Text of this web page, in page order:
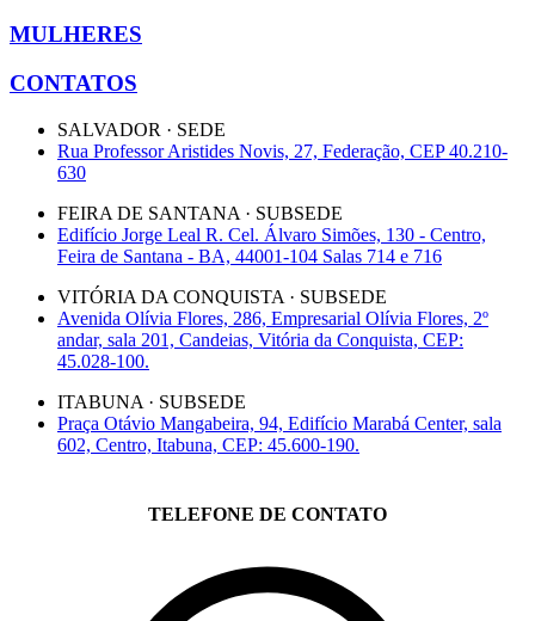
MULHERES
CONTATOS
SALVADOR · SEDE
Rua Professor Aristides Novis, 27, Federação, CEP 40.210-
630
FEIRA DE SANTANA · SUBSEDE
Edifício Jorge Leal R. Cel. Álvaro Simões, 130 - Centro,
Feira de Santana - BA, 44001-104 Salas 714 e 716
VITÓRIA DA CONQUISTA · SUBSEDE
Avenida Olívia Flores, 286, Empresarial Olívia Flores, 2º
andar, sala 201, Candeias, Vitória da Conquista, CEP:
45.028-100.
ITABUNA · SUBSEDE
Praça Otávio Mangabeira, 94, Edifício Marabá Center, sala
602, Centro, Itabuna, CEP: 45.600-190.
TELEFONE DE CONTATO